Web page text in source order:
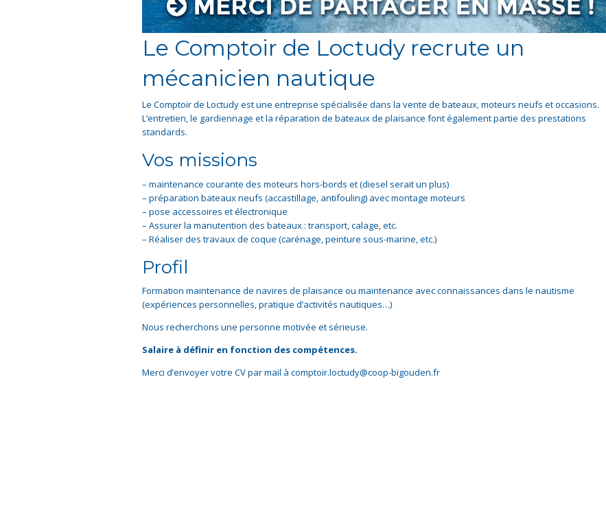
Le Comptoir de Loctudy recrute un
mécanicien nautique
Le Comptoir de Loctudy est une entreprise spécialisée dans la vente de bateaux, moteurs neufs et occasions.
L’entretien, le gardiennage et la réparation de bateaux de plaisance font également partie des prestations
standards.
Vos missions
– maintenance courante des moteurs hors-bords et (diesel serait un plus)
– préparation bateaux neufs (accastillage, antifouling) avec montage moteurs
– pose accessoires et électronique
– Assurer la manutention des bateaux : transport, calage, etc.
– Réaliser des travaux de coque (carénage, peinture sous-marine, etc.)
Profil
Formation maintenance de navires de plaisance ou maintenance avec connaissances dans le nautisme
(expériences personnelles, pratique d’activités nautiques…)
Nous recherchons une personne motivée et sérieuse.
Salaire à définir en fonction des compétences.
Merci d’envoyer votre CV par mail à comptoir.loctudy@coop-bigouden.fr